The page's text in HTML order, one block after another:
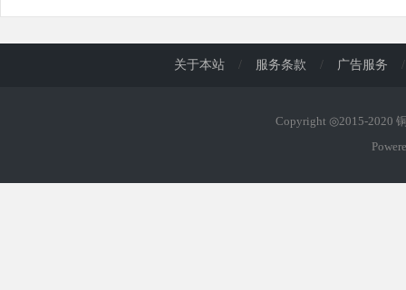
关于本站 / 服务条款 / 广告服务 /
Copyright ◎2015-2020